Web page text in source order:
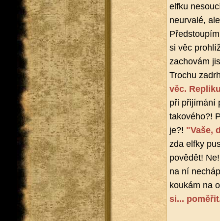
elfku
ne­u­r­va­lé,
si věc
za­cho­vám
Tro­chu
věc.
při při­jí­má­ní
ta­ko­vé­ho?!
je?! "Vaše,
zda elfky
po­vě­dět!
na ní
kou­kám na
si...